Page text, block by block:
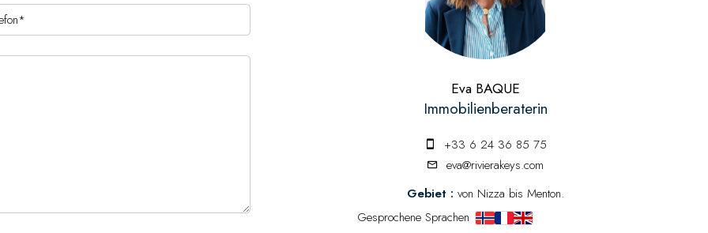
Eva BAQUE
Immobilienberaterin
+33 6 24 36 85 75
eva@rivierakeys.com
Gebiet : von Nizza bis Menton.
Gesprochene Sprachen